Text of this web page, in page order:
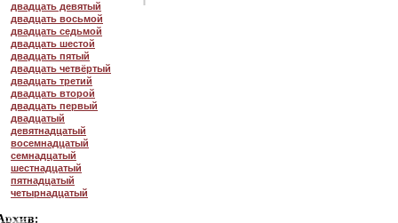
двадцать девятый
двадцать восьмой
двадцать седьмой
двадцать шестой
двадцать пятый
двадцать четвёртый
двадцать третий
двадцать второй
двадцать первый
двадцатый
девятнадцатый
восемнадцатый
семнадцатый
шестнадцатый
пятнадцатый
четырнадцатый